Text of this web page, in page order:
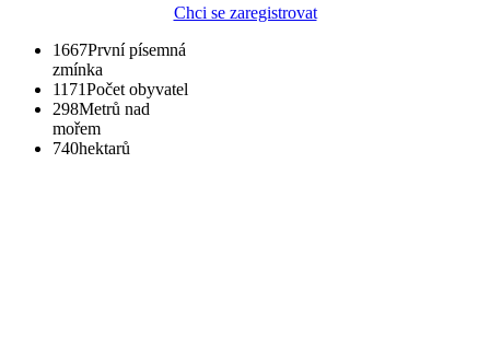
Chci se zaregistrovat
1667První písemná
zmínka
1171Počet obyvatel
298Metrů nad
mořem
740hektarů